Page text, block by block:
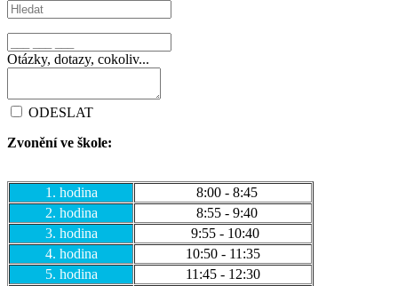
Otázky, dotazy, cokoliv...
ODESLAT
Zvonění ve škole:
1. hodina
8:00 - 8:45
2. hodina
8:55 - 9:40
3. hodina
9:55 - 10:40
4. hodina
10:50 - 11:35
5. hodina
11:45 - 12:30